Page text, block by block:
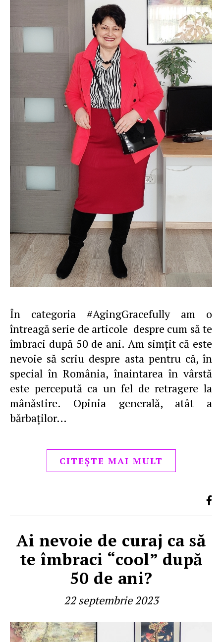
În categoria #AgingGracefully am o
întreagă serie de articole despre cum să te
îmbraci după 50 de ani. Am simţit că este
nevoie să scriu despre asta pentru că, în
special în România, înaintarea în vârstă
este percepută ca un fel de retragere la
mânăstire. Opinia generală, atât a
bărbaţilor…
CITEȘTE MAI MULT
Ai nevoie de curaj ca să
te îmbraci “cool” după
50 de ani?
22 septembrie 2023